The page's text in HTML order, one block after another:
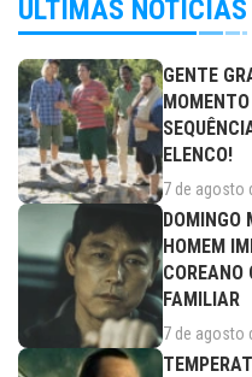
ÚLTIMAS NOTÍCIAS
GENTE
ELENCO!
7 de agosto
DOMINGO
HOMEM
FAMILIAR
7 de agosto